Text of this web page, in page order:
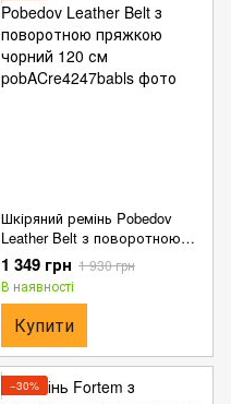
Шкіряний ремінь Pobedov
Leather Belt з поворотною
пряжкою чорний 120 см
1 349 грн 1 930 грн
В наявності
Купити
−30%